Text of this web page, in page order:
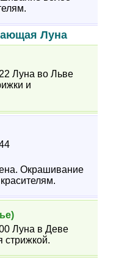
Луна
Луна во Льве
и
Окрашивание
Луна в Деве
стрижкой.